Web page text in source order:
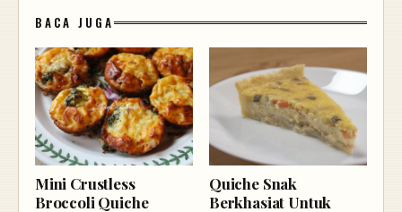
BACA JUGA
Mini Crustless
Broccoli Quiche
Quiche Snak
Berkhasiat Untuk